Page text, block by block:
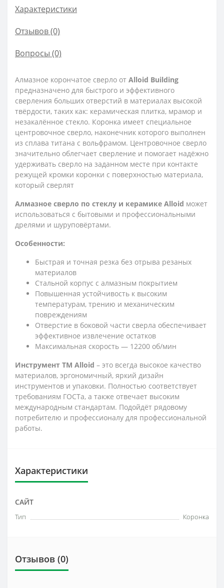
Характеристики
Отзывов (0)
Вопросы (0)
Алмазное корончатое сверло от Alloid Building
предназначено для быстрого и эффективного
сверления больших отверстий в материалах высокой
твёрдости, таких как: керамическая плитка, мрамор и
незакалённое стекло. Коронка имеет специальное
центровочное сверло, наконечник которого выполнен
из сплава титана с вольфрамом. Центровочное сверло
значительно облегчает сверление и помогает надёжно
удерживать сверло на заданном месте при контакте
режущей кромки коронки с поверхностью материала,
который сверлят
Алмазное сверло по стеклу и керамике Alloid может
использоваться с бытовыми и профессиональными
дрелями и шуруповёртами.
Особенности:
Быстрая и точная резка без отрыва резаных
материалов
Стальной корпус с алмазным покрытием
Повышенная устойчивость к высоким
температурам, трению и механическим
повреждениям
Отверстие в боковой части сверла обеспечивает
эффективное извлечение остатков
Максимальная скорость — 12200 об/мин
Инструмент ТМ Alloid – это всегда высокое качество
материалов, эргономичный, яркий дизайн
инструментов и упаковки. Полностью соответствует
требованиям ГОСТа, а также отвечает высоким
международным стандартам. Подойдёт рядовому
потребителю и профессионалу для профессиональной
работы.
Характеристики
САЙТ
Тип Коронка
Отзывов (0)